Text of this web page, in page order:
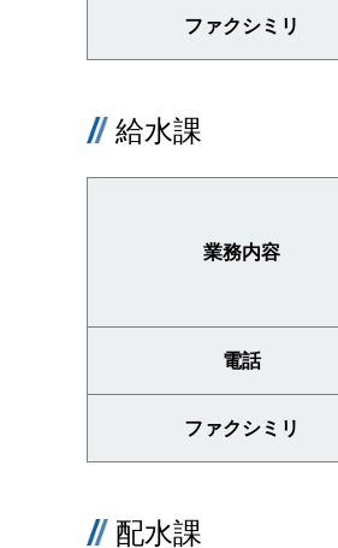
ファクシミリ
給水課
業務内容
電話
ファクシミリ
配水課